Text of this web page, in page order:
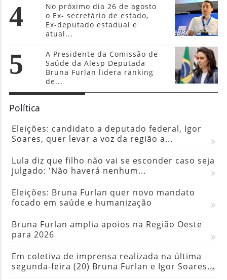
4
No próximo dia 26 de agosto
o Ex- secretário de estado,
Ex-deputado estadual e
atual...
5
A Presidente da Comissão de
Saúde da Alesp Deputada
Bruna Furlan lidera ranking
de...
Política
Eleições: candidato a deputado federal, Igor
Soares, quer levar a voz da região a...
Lula diz que filho não vai se esconder caso seja
julgado: 'Não haverá nenhum...
Eleições: Bruna Furlan quer novo mandato
focado em saúde e humanização
Bruna Furlan amplia apoios na Região Oeste
para 2026
Em coletiva de imprensa realizada na última
segunda-feira (20) Bruna Furlan e Igor Soares...